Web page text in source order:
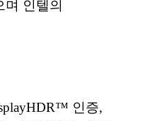
인텔의
인증,